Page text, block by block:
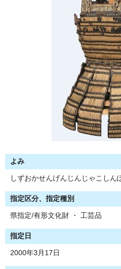
よみ
しずおかせんげんじんじゃこしん
指定区分、指定種別
県指定/有形文化財 ・ 工芸品
指定日
2000年3月17日